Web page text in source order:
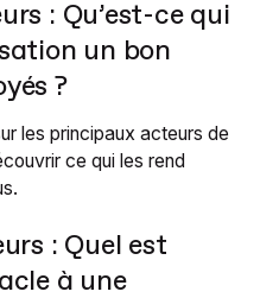
: Qu’est-ce qui
un bon
?
les principaux acteurs de
ce qui les rend
: Quel est
à une